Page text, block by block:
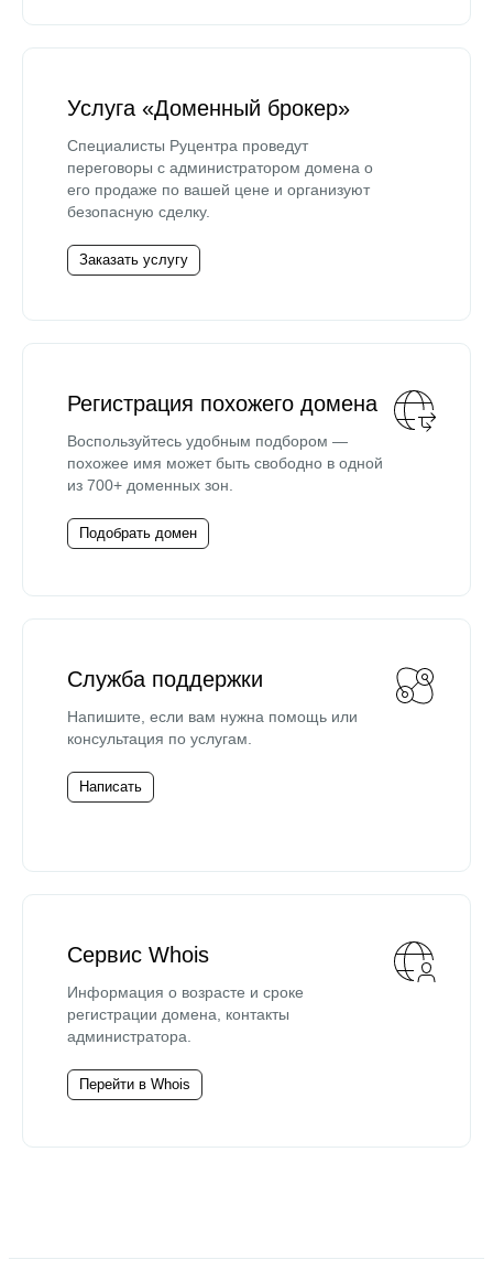
Услуга «Доменный брокер»
Специалисты Руцентра проведут
переговоры с администратором домена о
его продаже по вашей цене и организуют
безопасную сделку.
Заказать услугу
Регистрация похожего домена
Воспользуйтесь удобным подбором —
похожее имя может быть свободно в одной
из 700+ доменных зон.
Подобрать домен
Служба поддержки
Напишите, если вам нужна помощь или
консультация по услугам.
Написать
Сервис Whois
Информация о возрасте и сроке
регистрации домена, контакты
администратора.
Перейти в Whois